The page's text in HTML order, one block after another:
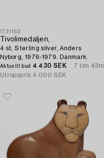
1731183
Tivolimedaljen,
4 st, Sterling silver, Anders
Nyborg, 1976-1979. Danmark.
Aktuellt bud 4 430 SEK
7 tim 43m
Utropspris 4 000 SEK